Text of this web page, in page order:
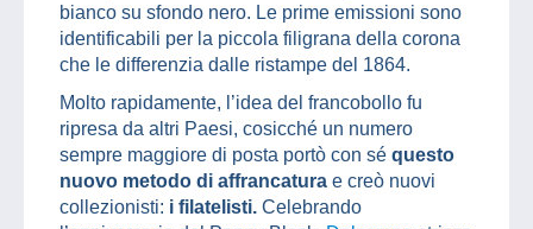
bianco su sfondo nero. Le prime emissioni sono
identificabili per la piccola filigrana della corona
che le differenzia dalle ristampe del 1864.
Molto rapidamente, l’idea del francobollo fu
ripresa da altri Paesi, cosicché un numero
sempre maggiore di posta portò con sé questo
nuovo metodo di affrancatura e creò nuovi
collezionisti: i filatelisti. Celebrando